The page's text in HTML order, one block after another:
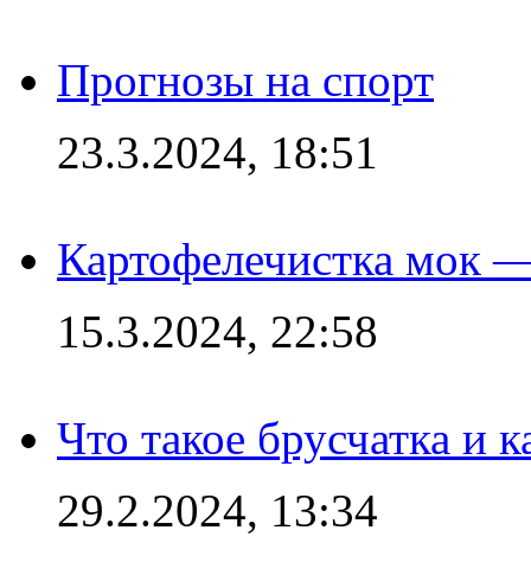
Прогнозы на спорт
23.3.2024, 18:51
Картофелечистка мок
15.3.2024, 22:58
Что такое брусчатка и
29.2.2024, 13:34